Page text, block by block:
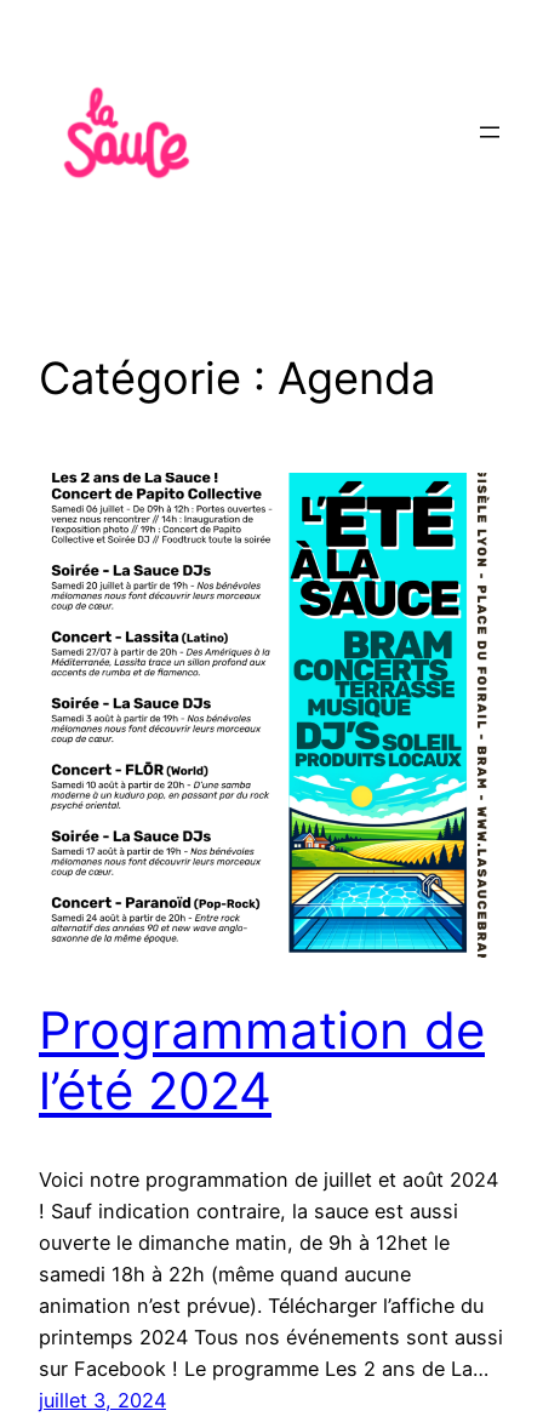
Catégorie : Agenda
Programmation de
l’été 2024
Voici notre programmation de juillet et août 2024
! Sauf indication contraire, la sauce est aussi
ouverte le dimanche matin, de 9h à 12het le
samedi 18h à 22h (même quand aucune
animation n’est prévue). Télécharger l’affiche du
printemps 2024 Tous nos événements sont aussi
sur Facebook ! Le programme Les 2 ans de La…
juillet 3, 2024